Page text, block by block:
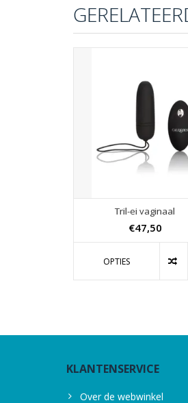
Tril-ei vaginaal
€47,50
OPTIES
KLANTENSERVICE
Over de webwinkel